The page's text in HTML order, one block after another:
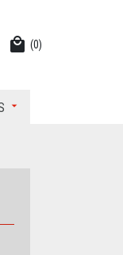
local_mall (0)